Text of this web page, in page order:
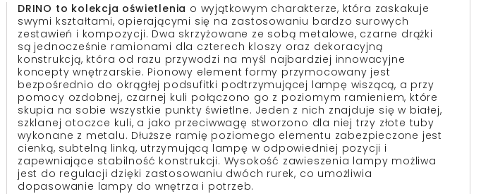
DRINO to kolekcja oświetlenia o wyjątkowym charakterze, która zaskakuje
swymi kształtami, opierającymi się na zastosowaniu bardzo surowych
zestawień i kompozycji. Dwa skrzyżowane ze sobą metalowe, czarne drążki
są jednocześnie ramionami dla czterech kloszy oraz dekoracyjną
konstrukcją, która od razu przywodzi na myśl najbardziej innowacyjne
koncepty wnętrzarskie. Pionowy element formy przymocowany jest
bezpośrednio do okrągłej podsufitki podtrzymującej lampę wiszącą, a przy
pomocy ozdobnej, czarnej kuli połączono go z poziomym ramieniem, które
skupia na sobie wszystkie punkty świetlne. Jeden z nich znajduje się w białej,
szklanej otoczce kuli, a jako przeciwwagę stworzono dla niej trzy złote tuby
wykonane z metalu. Dłuższe ramię poziomego elementu zabezpieczone jest
cienką, subtelną linką, utrzymującą lampę w odpowiedniej pozycji i
zapewniające stabilność konstrukcji. Wysokość zawieszenia lampy możliwa
jest do regulacji dzięki zastosowaniu dwóch rurek, co umożliwia
dopasowanie lampy do wnętrza i potrzeb.